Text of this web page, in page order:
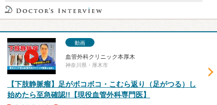
動画
血管外科クリニック本厚木
神奈川県・厚木市
【下肢静脈瘤】足がボコボコ・こむら返り（足がつる）し
始めたら至急確認!!【現役血管外科専門医】